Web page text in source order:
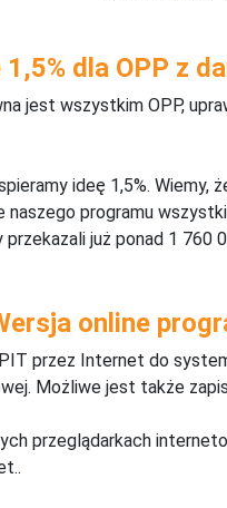
dla OPP z
jest wszystkim OPP,
ideę 1,5%.
programu
już ponad 1 760
online
przez Internet do
Możliwe jest także
przeglądarkach